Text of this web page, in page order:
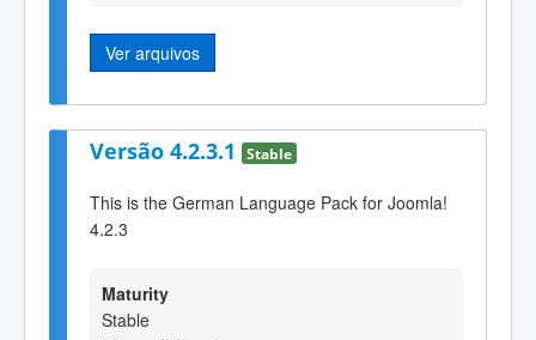
Ver arquivos
Versão 4.2.3.1 Stable
This is the German Language Pack for Joomla!
4.2.3
Maturity
Stable